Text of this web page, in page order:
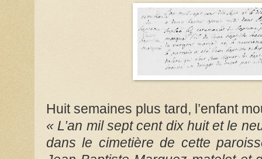
Huit semaines plus tard, l’enfant
« L’an mil sept cent dix huit et le
dans le cimetière de cette